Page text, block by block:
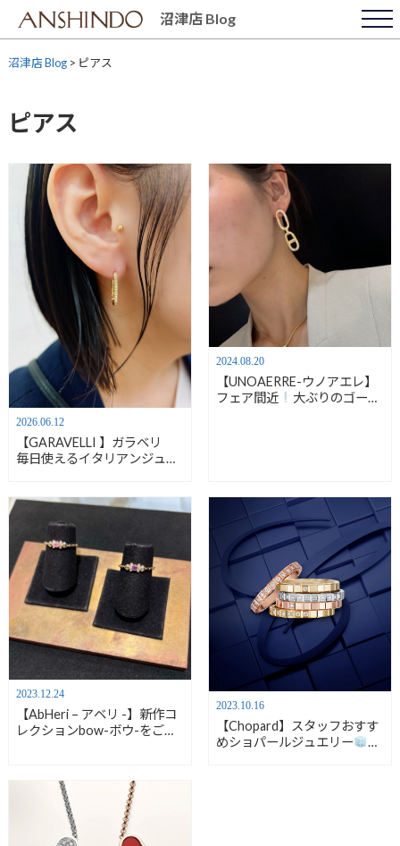
content
沼津店 Blog
沼津店 Blog> ピアス
ピアス
2026.06.12
【GARAVELLI 】ガラベリ
毎日使えるイタリアンジュエ
2024.08.20
【UNOAERRE-ウノアエレ】
フェア間近
大ぶりのゴール
2023.12.24
【AbHeri – アベリ -】新作コ
レクションbow-ボウ-をご紹
2023.10.16
【Chopard】スタッフおすす
めショパールジュエリー
ア